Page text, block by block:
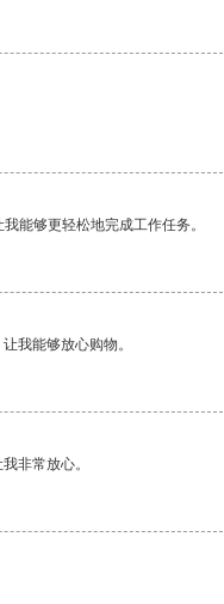
能够更轻松地完成工作任务。
我能够放心购物。
非常放心。